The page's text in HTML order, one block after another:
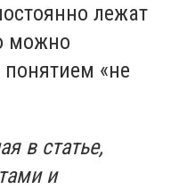
лежат
можно
«не
в статье,
и